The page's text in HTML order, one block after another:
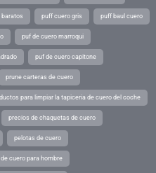
baratos puff cuero gris puff baul cuero
puf de cuero marroqui
puf de cuero capitone
prune carteras de cuero
para limpiar la tapiceria de cuero del coche
precios de chaquetas de cuero
pelotas de cuero
cuero para hombre